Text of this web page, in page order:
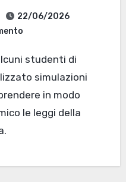
22/06/2026
simulazioni
in modo
le leggi della